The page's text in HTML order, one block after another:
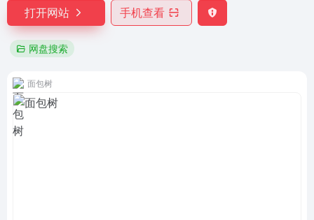
打开网站 手机查看
网盘搜索
面包树